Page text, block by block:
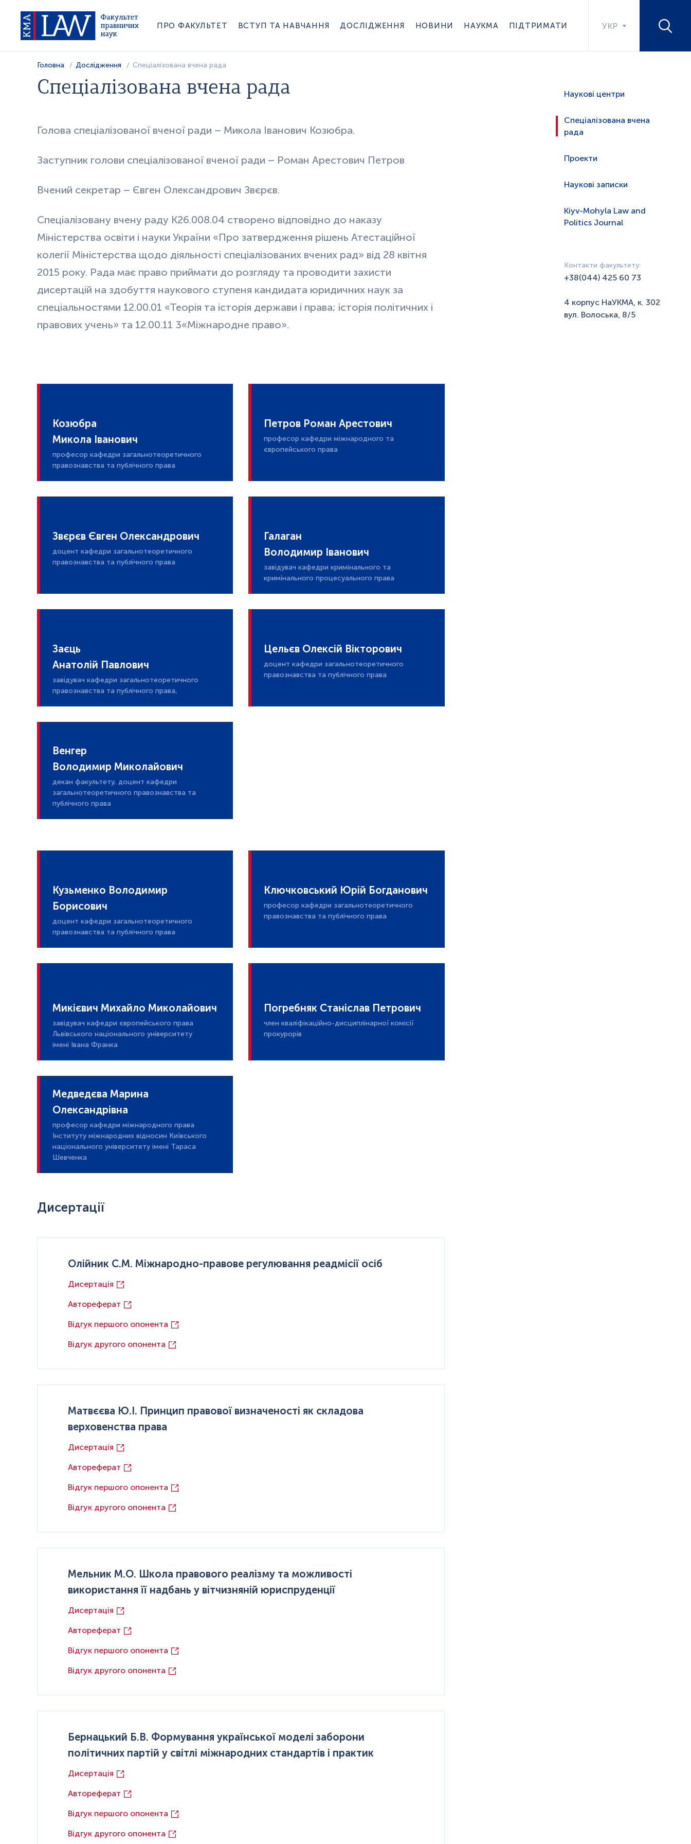
ПРО ФАКУЛЬТЕТ ВСТУП ТА НАВЧАННЯ ДОСЛІДЖЕННЯ НОВИНИ НАУКМА ПІДТРИМАТИ УКР
Головна Дослідження Спеціалізована вчена рада
Спеціалізована вчена рада
Голова спеціалізованої вченої ради – Микола Іванович Козюбра.
Заступник голови спеціалізованої вченої ради – Роман Арестович Петров
Вчений секретар – Євген Олександрович Звєрєв.
Спеціалізовану вчену раду К26.008.04 створено відповідно до наказу
Міністерства освіти і науки України «Про затвердження рішень Атестаційної
колегії Міністерства щодо діяльності спеціалізованих вчених рад» від 28 квітня
2015 року. Рада має право приймати до розгляду та проводити захисти
дисертацій на здобуття наукового ступеня кандидата юридичних наук за
спеціальностями 12.00.01 «Теорія та історія держави і права; історія політичних і
правових учень» та 12.00.11 3«Міжнародне право».
Козюбра
Микола Іванович
професор кафедри загальнотеоретичного
правознавства та публічного права
Петров Роман Арестович
професор кафедри міжнародного та
європейського права
Звєрєв Євген Олександрович
доцент кафедри загальнотеоретичного
правознавства та публічного права
Галаган
Володимир Іванович
завідувач кафедри кримінального та
кримінального процесуального права
Заєць
Анатолій Павлович
завідувач кафедри загальнотеоретичного
правознавства та публічного права,
Цельєв Олексій Вікторович
доцент кафедри загальнотеоретичного
правознавства та публічного права
Венгер
Володимир Миколайович
декан факультету, доцент кафедри
загальнотеоретичного правознавства та
публічного права
Кузьменко Володимир
Борисович
доцент кафедри загальнотеоретичного
правознавства та публічного права
Ключковський Юрій Богданович
професор кафедри загальнотеоретичного
правознавства та публічного права
Микієвич Михайло Миколайович
завідувач кафедри європейського права
Львівського національного університету
імені Івана Франка
Погребняк Станіслав Петрович
член кваліфікаційно-дисциплінарної комісії
прокурорів
Медведєва Марина
Олександрівна
професор кафедри міжнародного права
Інституту міжнародних відносин Київського
національного університету імені Тараса
Шевченка
Дисертації
Олійник С.М. Міжнародно-правове регулювання реадмісії осіб
Дисертація
Автореферат
Відгук першого опонента
Відгук другого опонента
Матвєєва Ю.І. Принцип правової визначеності як складова
верховенства права
Дисертація
Автореферат
Відгук першого опонента
Відгук другого опонента
Мельник М.О. Школа правового реалізму та можливості
використання її надбань у вітчизняній юриспруденції
Дисертація
Автореферат
Відгук першого опонента
Відгук другого опонента
Бернацький Б.В. Формування української моделі заборони
політичних партій у світлі міжнародних стандартів і практик
Дисертація
Автореферат
Відгук першого опонента
Відгук другого опонента
Наукові центри
Спеціалізована вчена
рада
Проекти
Наукові записки
Kiyv-Mohyla Law and
Politics Journal
Контакти факультету:
+38(044) 425 60 73
4 корпус НаУКМА, к. 302
вул. Волоська, 8/5